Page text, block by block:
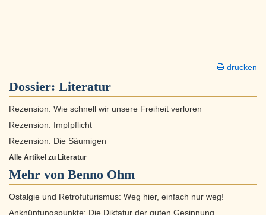
drucken
Dossier: Literatur
Rezension: Wie schnell wir unsere Freiheit verloren
Rezension: Impfpflicht
Rezension: Die Säumigen
Alle Artikel zu Literatur
Mehr von Benno Ohm
Ostalgie und Retrofuturismus: Weg hier, einfach nur weg!
Anknüpfungspunkte: Die Diktatur der guten Gesinnung